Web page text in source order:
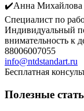
✔️Анна Михайлова
Специалист по
Индивидуальный
внимательность к
88006007055
info@ntdstandart.ru
Бесплатная
Полезные